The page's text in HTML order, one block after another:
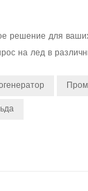
решение для
на лед в